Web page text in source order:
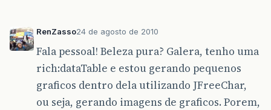
RenZasso24 de agosto de 2010
Fala pessoal! Beleza pura? Galera, tenho uma
rich:dataTable e estou gerando pequenos
graficos dentro dela utilizando JFreeChar,
ou seja, gerando imagens de graficos. Porem,